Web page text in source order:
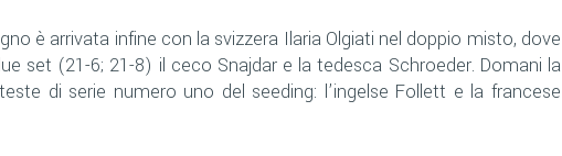
è arrivata infine con la svizzera Ilaria Olgiati nel doppio misto, dove
set (21-6; 21-8) il ceco Snajdar e la tedesca Schroeder. Domani la
di serie numero uno del seeding: l’ingelse Follett e la francese